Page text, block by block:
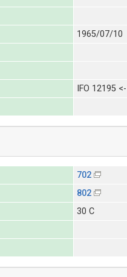
1965/07/10
IFO 12195
702
802
30 C